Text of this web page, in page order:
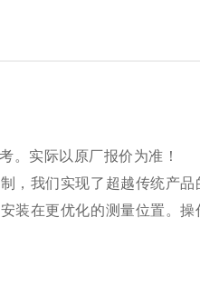
。实际以原厂报价为准！
，我们实现了超越传统产
装在更优化的测量位置。